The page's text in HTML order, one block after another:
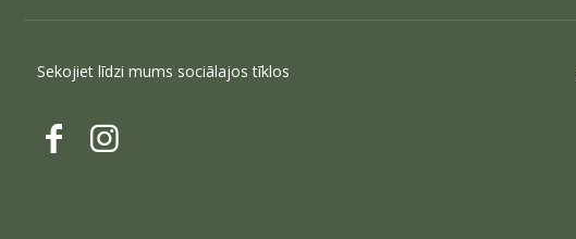
Sekojiet līdzi mums sociālajos tīklos